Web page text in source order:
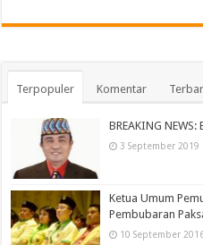
Terpopuler Komentar
BREAKING
3 September 2019
Ketua Umum
Pembubaran
10 September